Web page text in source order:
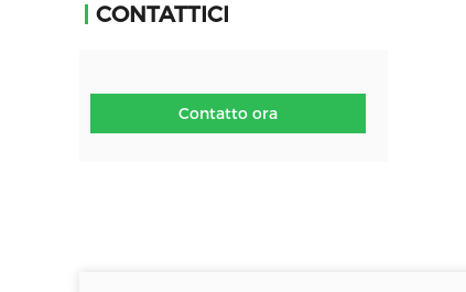
CONTATTICI
Contatto ora